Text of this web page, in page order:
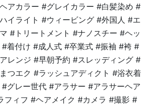
アカラー #グレイカラー #白髪染め #
イライト #ウィービング #外国人 #エ
#トリートメント #ナノスチー #ヘッ
#着付け #成人式 #卒業式 #振袖 #袴 #
レンジ #早朝予約 #スレッディング #
つエク #ラッシュアディクト #浴衣着
グレー世代 #アラサー #アラサーヘア
フィフ #ヘアメイク #カメラ #撮影 #